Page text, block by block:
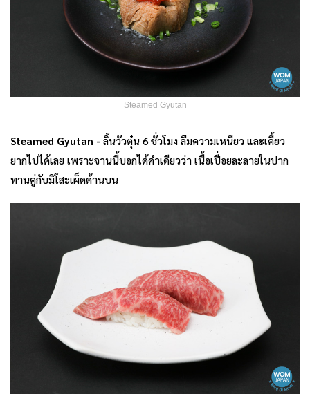
Steamed Gyutan
Steamed Gyutan - ลิ้นวัวตุ๋น 6 ชั่วโมง ลืมความเหนียว และเคี้ยว
ยากไปได้เลย เพราะจานนี้บอกได้คำเดียวว่า เนื้อเปื่อยละลายในปาก
ทานคู่กับมิโสะเผ็ดด้านบน